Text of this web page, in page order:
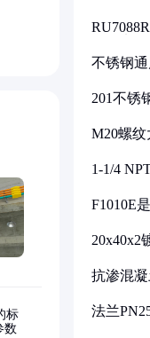
不锈钢
201不锈
M20螺
1-1/4
F1010E
20x40x2
抗渗混
法兰